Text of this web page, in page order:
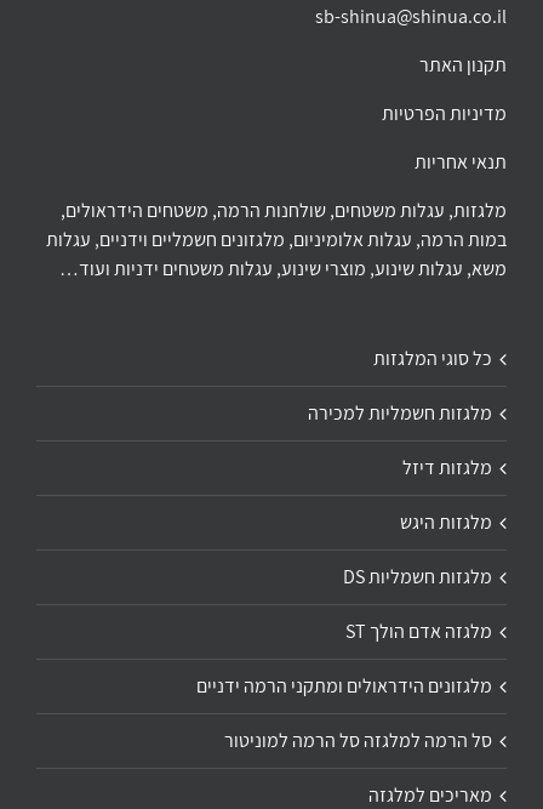
sb-shinua@shinua.co.il
תקנון האתר
מדיניות הפרטיות
תנאי אחריות
מלגזות, עגלות משטחים, שולחנות הרמה, משטחים הידראולים,
במות הרמה, עגלות אלומיניום, מלגזונים חשמליים וידניים, עגלות
משא, עגלות שינוע, מוצרי שינוע, עגלות משטחים ידניות ועוד…
כל סוגי המלגזות
מלגזות חשמליות למכירה
מלגזות דיזל
מלגזות היגש
מלגזות חשמליות DS
מלגזה אדם הולך ST
מלגזונים הידראולים ומתקני הרמה ידניים
סל הרמה למלגזה סל הרמה למוניטור
מאריכים למלגזה